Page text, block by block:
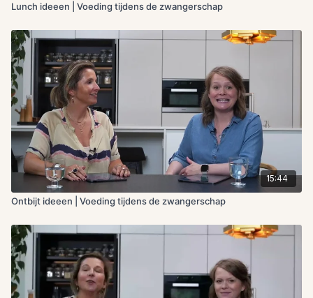
Lunch ideeen | Voeding tijdens de zwangerschap
15:44
Ontbijt ideeen | Voeding tijdens de zwangerschap